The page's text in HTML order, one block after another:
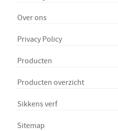
Over ons
Privacy Policy
Producten
Producten overzicht
Sikkens verf
Sitemap